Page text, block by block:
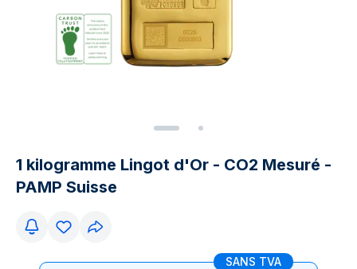
1 kilogramme Lingot d'Or - CO2 Mesuré -
PAMP Suisse
SANS TVA